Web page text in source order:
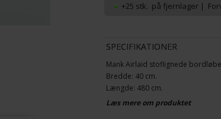
+25 stk. på fjernlager |
SPECIFIKATIONER
Mank Airlaid stoflignede
Bredde: 40 cm.
Længde: 480 cm.
Kvalitet: Kraftig airlaid
Læs mere om produktet